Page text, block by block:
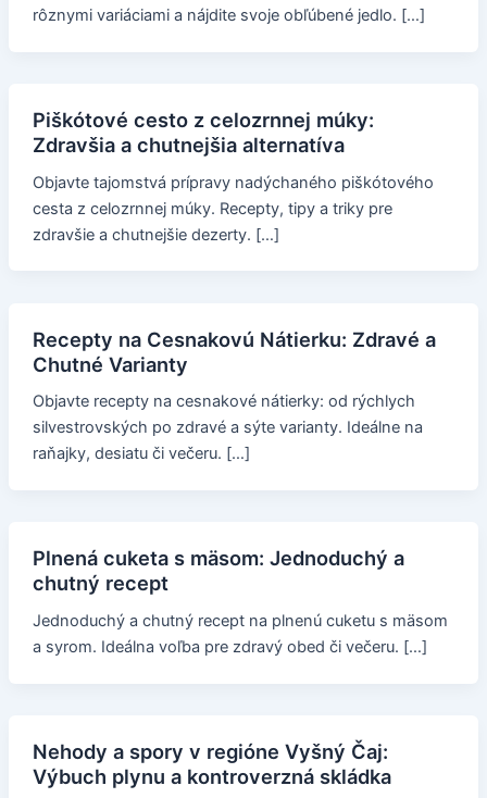
rôznymi variáciami a nájdite svoje obľúbené jedlo. […]
Piškótové cesto z celozrnnej múky:
Zdravšia a chutnejšia alternatíva
Objavte tajomstvá prípravy nadýchaného piškótového
cesta z celozrnnej múky. Recepty, tipy a triky pre
zdravšie a chutnejšie dezerty. […]
Recepty na Cesnakovú Nátierku: Zdravé a
Chutné Varianty
Objavte recepty na cesnakové nátierky: od rýchlych
silvestrovských po zdravé a sýte varianty. Ideálne na
raňajky, desiatu či večeru. […]
Plnená cuketa s mäsom: Jednoduchý a
chutný recept
Jednoduchý a chutný recept na plnenú cuketu s mäsom
a syrom. Ideálna voľba pre zdravý obed či večeru. […]
Nehody a spory v regióne Vyšný Čaj:
Výbuch plynu a kontroverzná skládka